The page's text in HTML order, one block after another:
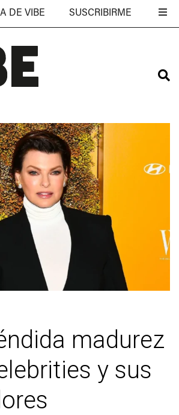
DE VIBE SUSCRIBIRME
madurez
y sus